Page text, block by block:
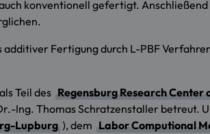
konventionell gefertigt. Anschließend
Fertigung durch L-PBF
Teil des Regensburg Research
Ing. Thomas Schratzenstaller betreut.
Lupburg ), dem Labor Computional